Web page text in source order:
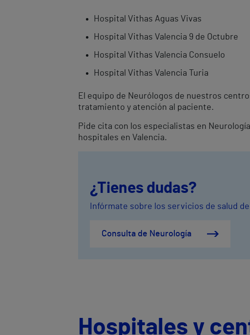
Hospital Vithas Aguas Vivas
Hospital Vithas Valencia 9 de Octubre
Hospital Vithas Valencia Consuelo
Hospital Vithas Valencia Turia
El equipo de Neurólogos de nuestros
tratamiento y atención al paciente.
Pide cita con los especialistas en
hospitales en Valencia.
¿Tienes dudas?
Infórmate sobre los servicios de salud
Consulta de Neurología
Hospitales y